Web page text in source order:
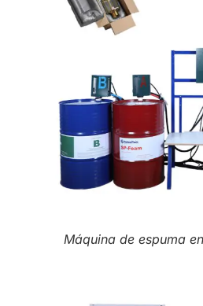
Máquina de espuma